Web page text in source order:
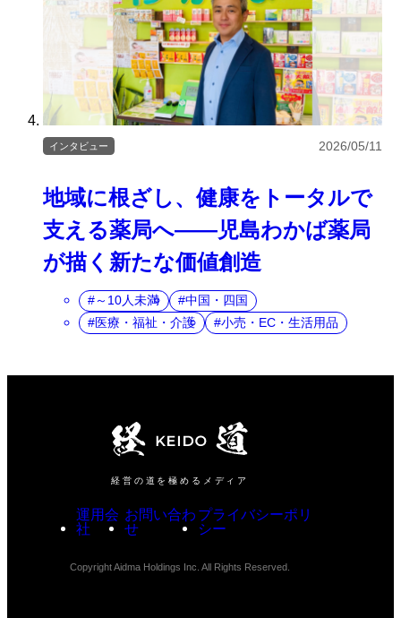
地域に根ざし、健康をトータルで
支える薬局へ――児島わかば薬局
が描く新たな価値創造
インタビュー 2026/05/11
～10人未満
中国・四国
医療・福祉・介護
小売・EC・生活用品
経営の道を極めるメディア
運用会
社
お問い合わ
せ
プライバシーポリ
シー
Copyright Aidma Holdings Inc. All Rights Reserved.